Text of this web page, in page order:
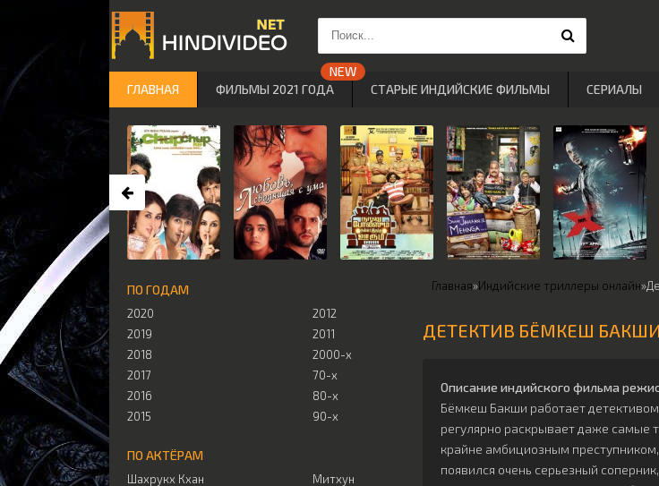
Главная»Индийские триллеры онлайн»
ДЕТЕКТИВ БЁМКЕШ БАКШИ
Описание индийского фильма
Бёмкеш Бакши работает
регулярно раскрывает даже самые
крайне амбициозным
появился очень серьезный
ПО ГОДАМ
2020
2019
2018
2017
2016
2015
2012
2011
2000-х
70-х
80-х
90-х
ПО АКТЁРАМ
Шахрукх Кхан
Митхун
ГЛАВНАЯ ФИЛЬМЫ 2021 ГОДА СТАРЫЕ ИНДИЙСКИЕ ФИЛЬМЫ СЕРИАЛЫ